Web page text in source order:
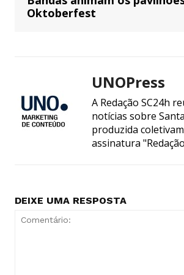
Oktoberfest
UNOPress
A Redação SC24h
notícias sobre
produzida
assinatura
DEIXE UMA RESPOSTA